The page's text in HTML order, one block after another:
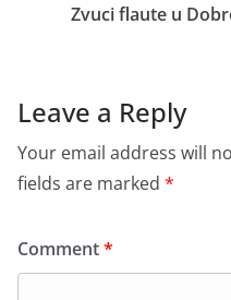
Zvuci flaute u
Leave a Reply
Your email address will
fields are marked *
Comment*